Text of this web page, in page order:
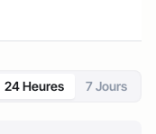
24 Heures 7 Jours